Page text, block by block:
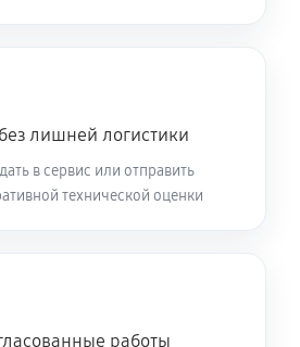
лишней логистики
в сервис или отправить
технической оценки
работы